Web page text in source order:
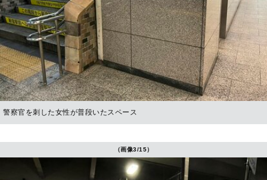
警察官を刺した女性が普段いたスペース
（画像3/15）